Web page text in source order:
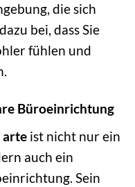
die sich
bei, dass Sie
fühlen und
Büroeinrichtung
arte ist nicht nur ein
auch ein
Sein